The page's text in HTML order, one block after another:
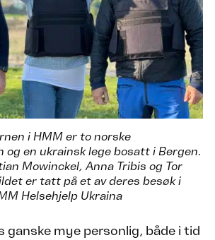
i HMM er to norske
en ukrainsk lege bosatt i Bergen.
Mowinckel, Anna Tribis og Tor
er tatt på et av deres besøk i
Helsehjelp Ukraina
ganske mye personlig, både i tid